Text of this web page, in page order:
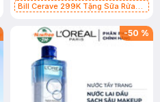
Bill Cerave 299K Tặng Sữa Rửa
-50 %